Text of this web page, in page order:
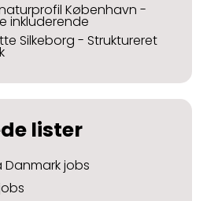
København -
inkluderende
Silkeborg - Struktureret
lister
Danmark jobs